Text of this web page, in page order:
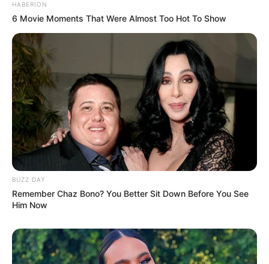
HABERION
6 Movie Moments That Were Almost Too Hot To Show
BUZZ DAY
Remember Chaz Bono? You Better Sit Down Before You See
Him Now